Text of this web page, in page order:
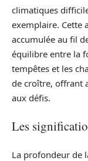
climatiques
exemplaire. Cette
accumulée au fil
équilibre entre la
tempêtes et les
de croître, offrant
aux défis.
Les
La profondeur de